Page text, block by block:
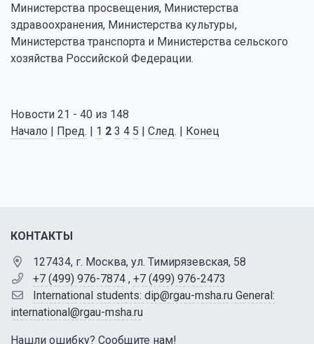
Министерства просвещения, Министерства
здравоохранения, Министерства культуры,
Министерства транспорта и Министерства сельского
хозяйства Российской Федерации.
Новости 21 - 40 из 148
Начало | Пред. | 1 2 3 4 5 | След. | Конец
КОНТАКТЫ
127434, г. Москва, ул. Тимирязевская, 58
+7 (499) 976-7874 , +7 (499) 976-2473
International students: dip@rgau-msha.ru General:
international@rgau-msha.ru
Нашли ошибку? Сообщите нам!